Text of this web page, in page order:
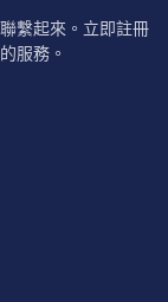
繫起來。立即註冊
服務。